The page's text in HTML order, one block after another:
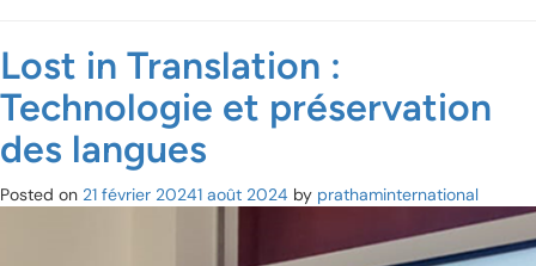
Lost in Translation :
Technologie et préservation
des langues
Posted on 21 février 20241 août 2024 by prathaminternational